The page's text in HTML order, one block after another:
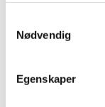
Nødvendig
Egenskaper
(RVE